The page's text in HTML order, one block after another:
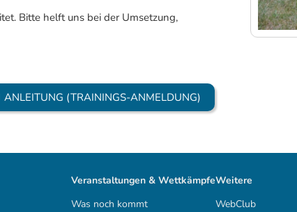
Bitte helft uns bei der Umsetzung,
ANLEITUNG (TRAININGS-ANMELDUNG)
Veranstaltungen & Wettkämpfe
Was noch kommt
Weitere
WebClub